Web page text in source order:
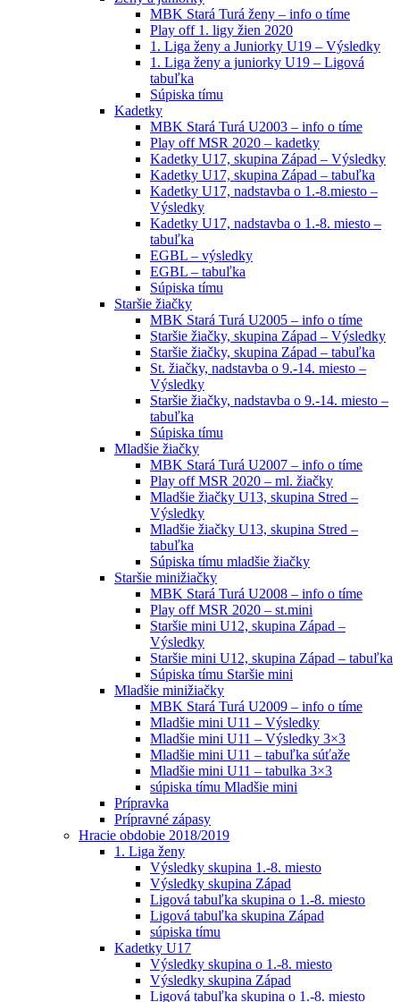
MBK Stará Turá ženy – info o tíme
Play off 1. ligy žien 2020
1. Liga ženy a Juniorky U19 – Výsledky
1. Liga ženy a juniorky U19 – Ligová
tabuľka
Súpiska tímu
Kadetky
MBK Stará Turá U2003 – info o tíme
Play off MSR 2020 – kadetky
Kadetky U17, skupina Západ – Výsledky
Kadetky U17, skupina Západ – tabuľka
Kadetky U17, nadstavba o 1.-8.miesto –
Výsledky
Kadetky U17, nadstavba o 1.-8. miesto –
tabuľka
EGBL – výsledky
EGBL – tabuľka
Súpiska tímu
Staršie žiačky
MBK Stará Turá U2005 – info o tíme
Staršie žiačky, skupina Západ – Výsledky
Staršie žiačky, skupina Západ – tabuľka
St. žiačky, nadstavba o 9.-14. miesto –
Výsledky
Staršie žiačky, nadstavba o 9.-14. miesto –
tabuľka
Súpiska tímu
Mladšie žiačky
MBK Stará Turá U2007 – info o tíme
Play off MSR 2020 – ml. žiačky
Mladšie žiačky U13, skupina Stred –
Výsledky
Mladšie žiačky U13, skupina Stred –
tabuľka
Súpiska tímu mladšie žiačky
Staršie minižiačky
MBK Stará Turá U2008 – info o tíme
Play off MSR 2020 – st.mini
Staršie mini U12, skupina Západ –
Výsledky
Staršie mini U12, skupina Západ – tabuľka
Súpiska tímu Staršie mini
Mladšie minižiačky
MBK Stará Turá U2009 – info o tíme
Mladšie mini U11 – Výsledky
Mladšie mini U11 – Výsledky 3×3
Mladšie mini U11 – tabuľka súťaže
Mladšie mini U11 – tabulka 3×3
súpiska tímu Mladšie mini
Prípravka
Prípravné zápasy
Hracie obdobie 2018/2019
1. Liga ženy
Výsledky skupina 1.-8. miesto
Výsledky skupina Západ
Ligová tabuľka skupina o 1.-8. miesto
Ligová tabuľka skupina Západ
súpiska tímu
Kadetky U17
Výsledky skupina o 1.-8. miesto
Výsledky skupina Západ
Ligová tabuľka skupina o 1.-8. miesto